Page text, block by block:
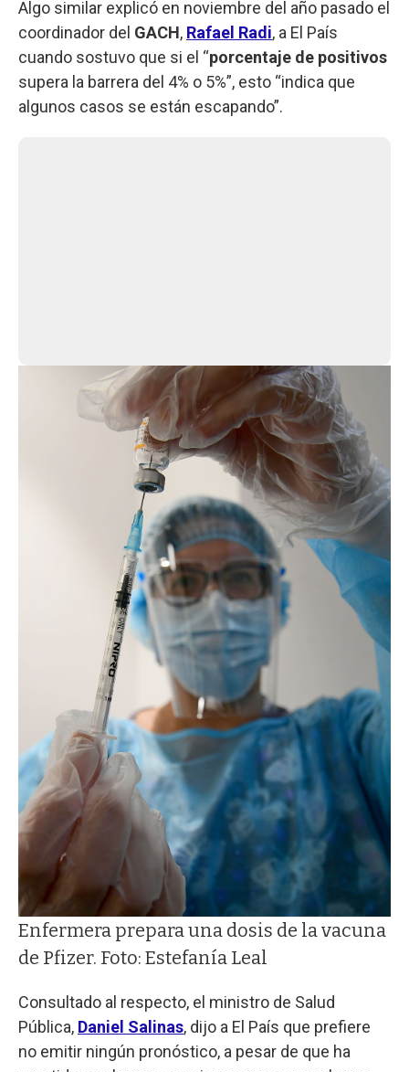
Algo similar explicó en noviembre del año pasado el
coordinador del GACH, Rafael Radi, a El País
cuando sostuvo que si el “porcentaje de positivos
supera la barrera del 4% o 5%”, esto “indica que
algunos casos se están escapando”.
Enfermera prepara una dosis de la vacuna
de Pfizer. Foto: Estefanía Leal
Consultado al respecto, el ministro de Salud
Pública, Daniel Salinas, dijo a El País que prefiere
no emitir ningún pronóstico, a pesar de que ha